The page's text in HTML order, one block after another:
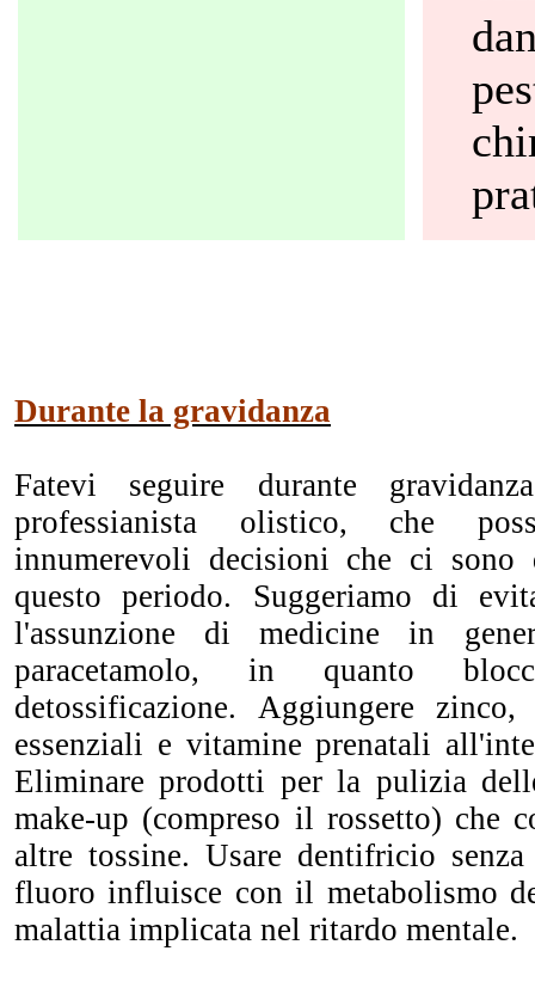
Durante la gravidanza
Fatevi seguire durante
professianista olistico, che
innumerevoli decisioni che ci sono
questo periodo. Suggeriamo di
l'assunzione di medicine in
paracetamolo, in quanto
detossificazione. Aggiungere
essenziali e vitamine prenatali
Eliminare prodotti per la pulizia
make-up (compreso il rossetto) che
altre tossine. Usare dentifricio
fluoro influisce con il metabolismo
malattia implicata nel ritardo mentale.